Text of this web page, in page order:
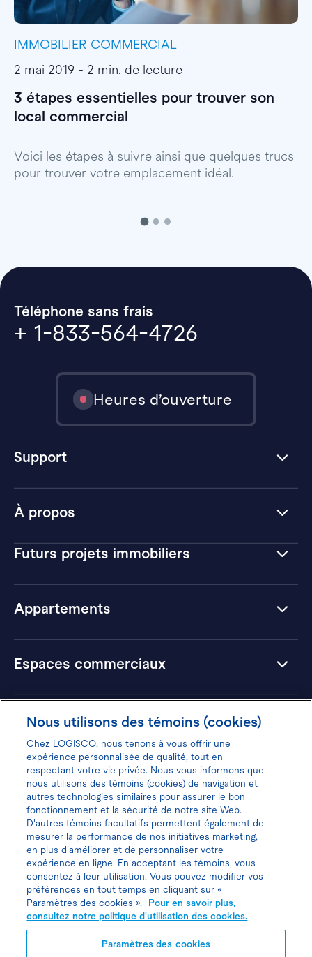
IMMOBILIER COMMERCIAL
2 mai 2019 - 2 min. de lecture
3 étapes essentielles pour trouver son
local commercial
Voici les étapes à suivre ainsi que quelques trucs
pour trouver votre emplacement idéal.
À propos
Futurs projets immobiliers
Appartements
Espaces commerciaux
Hôtels
Téléphone sans frais
+ 1-833-564-4726
Heures d’ouverture
Support
Donnez votre avis pour gagner 100$
Politique d'utilisation des cookies
Politique de protection des
renseignements personnels
Nous utilisons des témoins (cookies)
Chez LOGISCO, nous tenons à vous offrir une
expérience personnalisée de qualité, tout en
respectant votre vie privée. Nous vous informons que
nous utilisons des témoins (cookies) de navigation et
autres technologies similaires pour assurer le bon
fonctionnement et la sécurité de notre site Web.
D'autres témoins facultatifs permettent également de
mesurer la performance de nos initiatives marketing,
en plus d'améliorer et de personnaliser votre
expérience en ligne. En acceptant les témoins, vous
consentez à leur utilisation. Vous pouvez modifier vos
préférences en tout temps en cliquant sur «
Paramètres des cookies ».
Pour en savoir plus,
consultez notre politique d'utilisation des cookies.
Paramètres des cookies